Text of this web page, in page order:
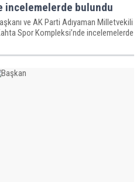
incelemelerde bulundu
ve AK Parti Adıyaman Milletvekili
Spor Kompleksi’nde incelemelerde